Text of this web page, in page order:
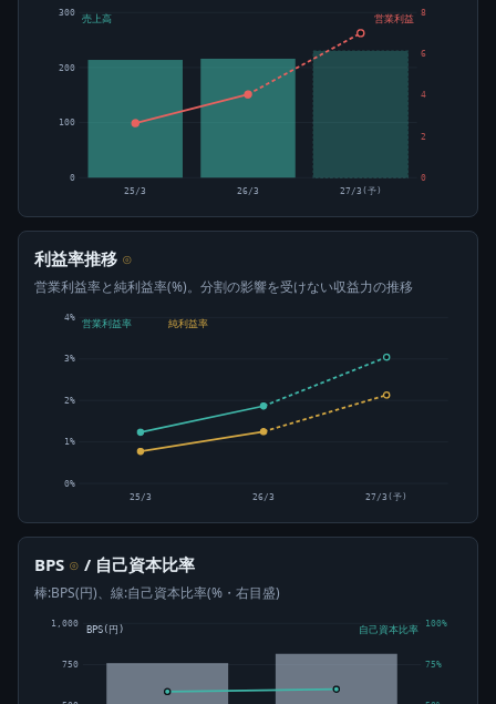
0
100
200
300
0
2
4
6
8
25/3 26/3 27/3(予)
売上高 営業利益
利益率推移 ⊙
営業利益率と純利益率(%)。分割の影響を受けない収益力の推移
0%
1%
2%
3%
4%
営業利益率 純利益率
25/3 26/3 27/3(予)
BPS ⊙ / 自己資本比率
棒:BPS(円)、線:自己資本比率(%・右目盛)
750
1,000
75%
100%
BPS(円) 自己資本比率